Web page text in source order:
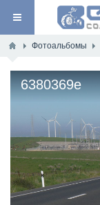
Фотоальбомы
6380369e